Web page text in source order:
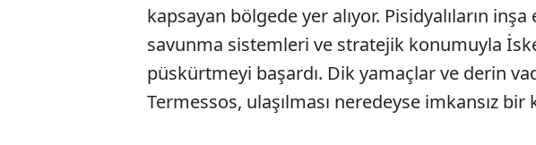
kapsayan bölgede yer alıyor. Pisidyalıların
savunma sistemleri ve stratejik konumuyla
püskürtmeyi başardı. Dik yamaçlar ve derin
Termessos, ulaşılması neredeyse imkansız bir